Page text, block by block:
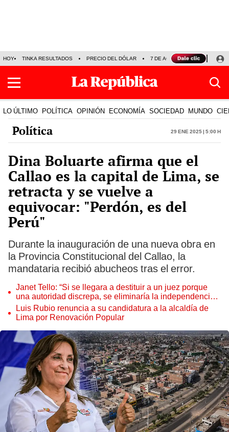
HOY TINKA RESULTADOS PRECIO DEL DÓLAR 7 DE AGOSTO OLLANTA
LO ÚLTIMO POLÍTICA OPINIÓN ECONOMÍA SOCIEDAD MUNDO
Política 29 Ene 2025 | 5:00 h
Dina Boluarte afirma que el
Callao es la capital de Lima, se
retracta y se vuelve a
equivocar: "Perdón, es del
Perú"
Durante la inauguración de una nueva obra en
la Provincia Constitucional del Callao, la
mandataria recibió abucheos tras el error.
Janet Tello: “Si se llegara a destituir a un juez porque
una autoridad discrepa, se eliminaría la independencia
judicial”
Luis Rubio renuncia a su candidatura a la alcaldía de
Lima por Renovación Popular